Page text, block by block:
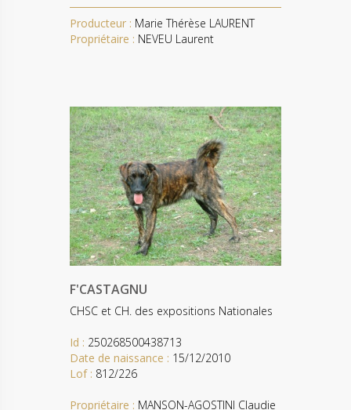
Producteur : Marie Thérèse LAURENT
Propriétaire : NEVEU Laurent
F'CASTAGNU
CHSC et CH. des expositions Nationales
Id : 250268500438713
Date de naissance : 15/12/2010
Lof : 812/226
Propriétaire : MANSON-AGOSTINI Claudie